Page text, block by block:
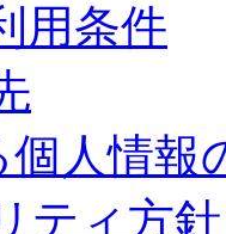
用条件
個人情
ティ方針